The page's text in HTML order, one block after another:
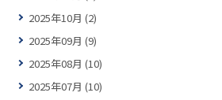
2025年10月 (2)
2025年09月 (9)
2025年08月 (10)
2025年07月 (10)